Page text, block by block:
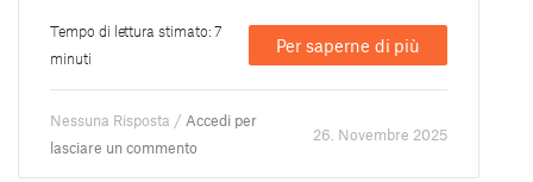
Tempo di lettura stimato: 7
minuti
Per saperne di più
Nessuna Risposta /Accedi per
lasciare un commento
26. Novembre 2025